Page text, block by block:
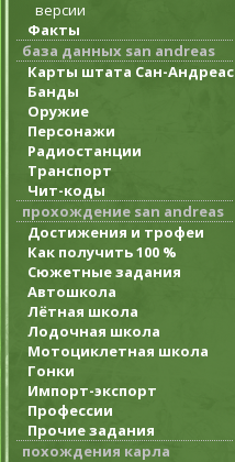
версии
Факты
база данных san andreas
Карты штата Сан-Андреас
Банды
Оружие
Персонажи
Радиостанции
Транспорт
Чит-коды
прохождение san andreas
Достижения и трофеи
Как получить 100 %
Сюжетные задания
Автошкола
Лётная школа
Лодочная школа
Мотоциклетная школа
Гонки
Импорт-экспорт
Профессии
Прочие задания
похождения карла